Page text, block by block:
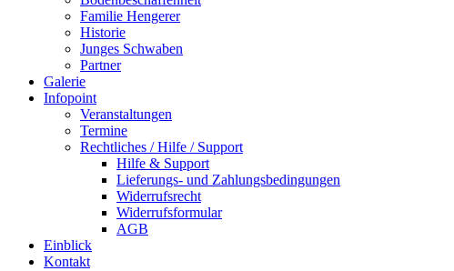
Familie Hengerer
Historie
Junges Schwaben
Partner
Galerie
Infopoint
Veranstaltungen
Termine
Rechtliches / Hilfe / Support
Hilfe & Support
Lieferungs- und Zahlungsbedingungen
Widerrufsrecht
Widerrufsformular
AGB
Einblick
Kontakt